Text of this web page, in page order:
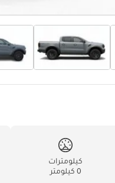
كيلومترات
0 كيلومتر